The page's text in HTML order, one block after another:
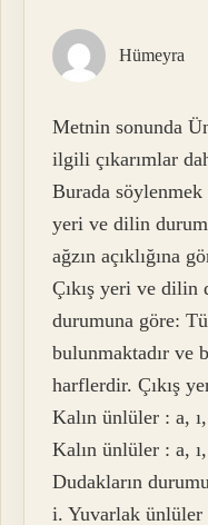
Hümeyra
Metnin sonunda
ilgili çıkarımlar
Burada söylenmek
yeri ve dilin
ağzın açıklığına
Çıkış yeri ve dilin
durumuna göre:
bulunmaktadır ve
harflerdir. Çıkış
Kalın ünlüler : a,
Kalın ünlüler : a,
Dudakların
i. Yuvarlak